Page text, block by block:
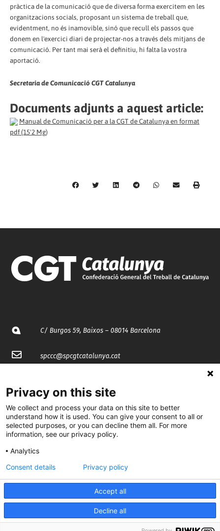
pràctica de la comunicació que de diversa forma exercitem en les
organitzacions socials, proposant un sistema de treball que,
evidentment, no és inamovible, sinó que recull els passos que
donem en l'exercici diari de projectar-nos a través dels mitjans de
comunicació. Per tant mai serà el definitiu, hi falta la vostra
aportació.
Secretaria de Comunicació CGT Catalunya
Documents adjunts a aquest article:
Manual de Comunicació per a la CGT de Catalunya en format
pdf (15'2 Mg)
C/ Burgos 59, Baixos – 08014 Barcelona
spccc@spcgtcatalunya.cat
@CGTCatalunya
cgtcatalunya
cgtcatalunya
Desenvolupat per
Privacy on this site
We collect and process your data on this site to better
understand how it is used. You can give your consent to all or
selected purposes, or you can decline them all. For more
information, see our privacy policy.
Analytics
Accept all
Decline all
Consent details Privacy policy